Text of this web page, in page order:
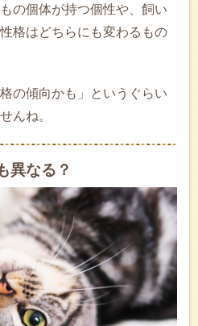
の個体が持つ個性や、飼い
格はどちらにも変わるもの
の傾向かも」というぐらい
んね。
異なる？